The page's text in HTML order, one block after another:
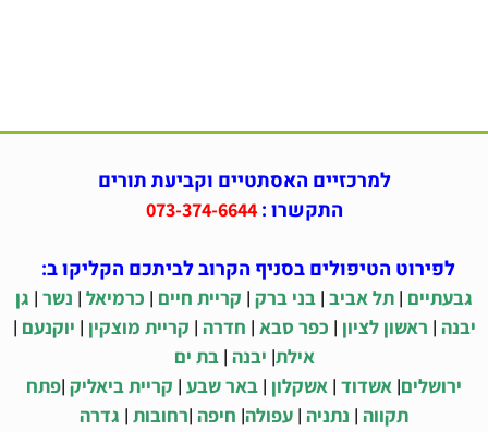
למרכזיים האסתטיים וקביעת תורים
התקשרו : 073-374-6644
לפירוט הטיפולים בסניף הקרוב לביתכם הקליקו ב:
גבעתיים | תל אביב | בני ברק | קריית חיים | כרמיאל | נשר | גן
יבנה | ראשון לציון | כפר סבא | חדרה | קריית מוצקין | יוקנעם |
אילת| יבנה |בת ים
ירושלים| אשדוד | אשקלון | באר שבע | קריית ביאליק |פתח
תקווה | נתניה | עפולה| חיפה |רחובות | גדרה